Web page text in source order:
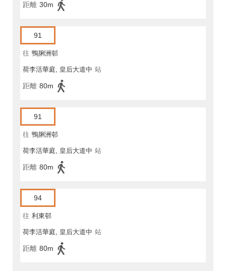
距離 30m
91
往 鴨脷洲邨
荷李活華庭, 皇后大道中 站
距離 80m
91
往 鴨脷洲邨
荷李活華庭, 皇后大道中 站
距離 80m
94
往 利東邨
荷李活華庭, 皇后大道中 站
距離 80m